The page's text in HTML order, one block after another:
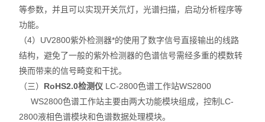
等参数，并且可以实现开关氘灯，光谱扫描，启动分析程序等
功能。
（4）UV2800紫外检测器*的使用了数字信号直接输出的线路
结构，避免了一般的紫外检测器的色谱信号需经多重的模数转
换而带来的信号畸变和干扰。
（三） RoHS2.0检测仪 LC-2800色谱工作站WS2800
WS2800色谱工作站主要由两大功能模块组成，控制LC-
2800液相色谱模块和色谱数据处理模块。